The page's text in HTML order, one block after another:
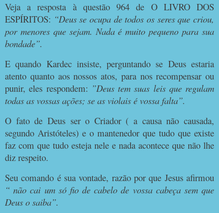
Veja a resposta à questão 964 de O LIVRO DOS
ESPÍRITOS: “Deus se ocupa de todos os seres que criou,
por menores que sejam. Nada é muito pequeno para sua
bondade”.
E quando Kardec insiste, perguntando se Deus estaria
atento quanto aos nossos atos, para nos recompensar ou
punir, eles respondem: ”Deus tem suas leis que regulam
todas as vossas ações; se as violais é vossa falta”.
O fato de Deus ser o Criador ( a causa não causada,
segundo Aristóteles) e o mantenedor que tudo que existe
faz com que tudo esteja nele e nada acontece que não lhe
diz respeito.
Seu comando é sua vontade, razão por que Jesus afirmou
“ não cai um só fio de cabelo de vossa cabeça sem que
Deus o saiba”.